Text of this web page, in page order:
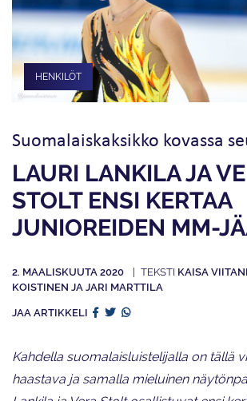
HENKILÖT
Suomalaiskaksikko kovassa
LAURI LANKILA JA
STOLT ENSI KERTAA
JUNIOREIDEN MM-
2. MAALISKUUTA 2020 KAISA
KOISTINEN JA JARI MARTTILA
JAA ARTIKKELI
Kahdella suomalaisluistelijalla on tällä
haastava ja samalla mieluinen